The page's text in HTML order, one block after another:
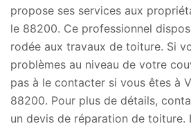
propose ses services aux
le 88200. Ce professionnel
rodée aux travaux de toiture. Si
problèmes au niveau de votre
pas à le contacter si vous êtes à
88200. Pour plus de détails,
un devis de réparation de toiture.